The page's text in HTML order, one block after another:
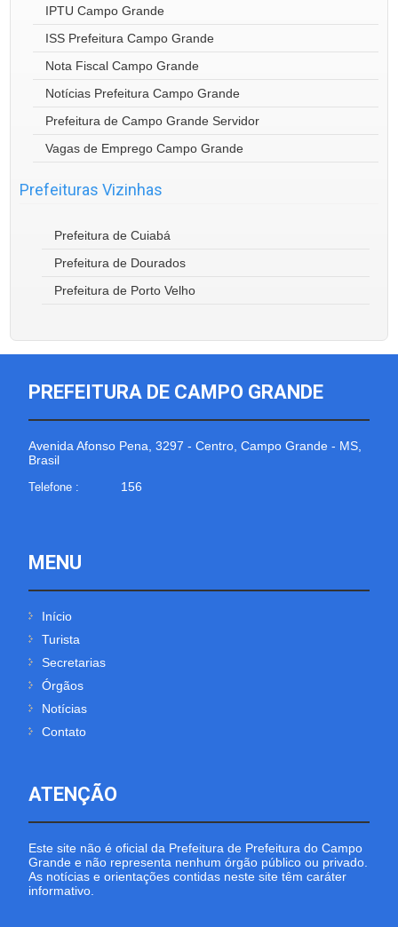
IPTU Campo Grande
ISS Prefeitura Campo Grande
Nota Fiscal Campo Grande
Notícias Prefeitura Campo Grande
Prefeitura de Campo Grande Servidor
Vagas de Emprego Campo Grande
Prefeituras Vizinhas
Prefeitura de Cuiabá
Prefeitura de Dourados
Prefeitura de Porto Velho
PREFEITURA DE CAMPO GRANDE
Avenida Afonso Pena, 3297 - Centro, Campo Grande - MS,
Brasil
Telefone : 156
MENU
Início
Turista
Secretarias
Órgãos
Notícias
Contato
ATENÇÃO
Este site não é oficial da Prefeitura de Prefeitura do Campo
Grande e não representa nenhum órgão público ou privado.
As notícias e orientações contidas neste site têm caráter
informativo.